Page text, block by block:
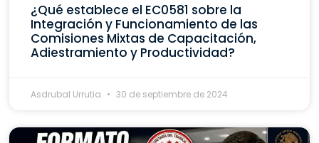
¿Qué establece el EC0581 sobre la
Integración y Funcionamiento de las
Comisiones Mixtas de Capacitación,
Adiestramiento y Productividad?
Asdrubal Urrutia 30 de septiembre de 2024